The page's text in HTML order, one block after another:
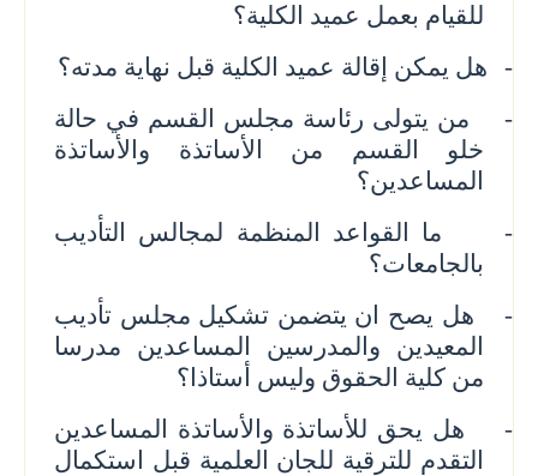
للقيام بعمل عميد الكلية؟
-
هل يمكن إقالة عميد الكلية قبل نهاية مدته؟
-
من يتولى رئاسة مجلس القسم في حالة
خلو القسم من الأساتذة والأساتذة
المساعدين؟
-
ما القواعد المنظمة لمجالس التأديب
بالجامعات؟
-
هل يصح ان يتضمن تشكيل مجلس تأديب
المعيدين والمدرسين المساعدين مدرسا
من كلية الحقوق وليس أستاذا؟
-
هل يحق للأساتذة والأساتذة المساعدين
التقدم للترقية للجان العلمية قبل استكمال